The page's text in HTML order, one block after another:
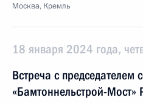
Москва, Кремль
18 января 2024 года,
Встреча с председателем
«Бамтоннельстрой-